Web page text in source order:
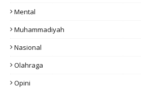
Mental
Muhammadiyah
Nasional
Olahraga
Opini